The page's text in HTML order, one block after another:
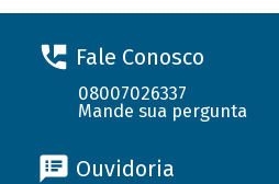
Fale Conosco
08007026337
Mande sua pergunta
Ouvidoria